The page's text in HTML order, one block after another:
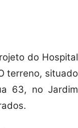
do Hospital
terreno, situado
63, no Jardim